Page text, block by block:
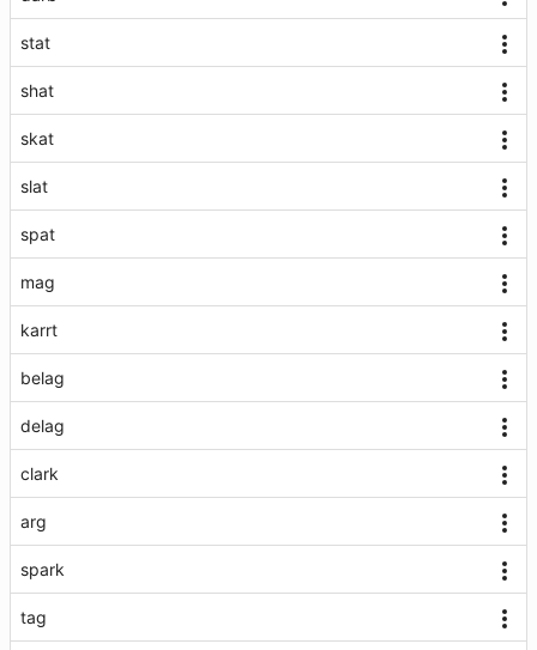
stat
shat
skat
slat
spat
mag
karrt
belag
delag
clark
arg
spark
tag